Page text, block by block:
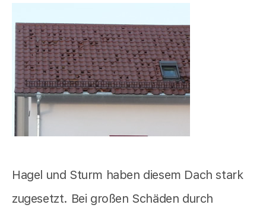
Hagel und Sturm haben diesem Dach stark
zugesetzt. Bei großen Schäden durch